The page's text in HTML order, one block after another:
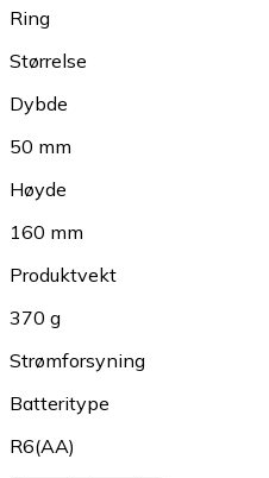
Ring
Størrelse
Dybde
50 mm
Høyde
160 mm
Produktvekt
370 g
Strømforsyning
Batteritype
R6(AA)